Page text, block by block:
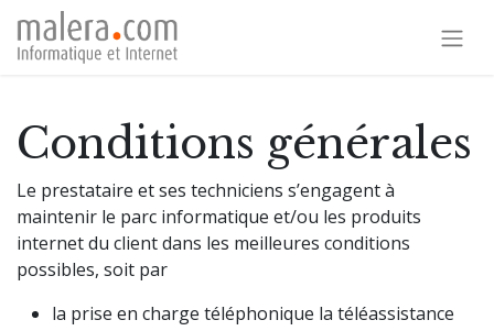
Conditions générales
Le prestataire et ses techniciens s’engagent à
maintenir le parc informatique et/ou les produits
internet du client dans les meilleures conditions
possibles, soit par
la prise en charge téléphonique la téléassistance